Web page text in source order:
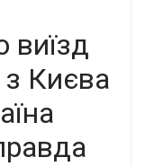
виїзд
Києва